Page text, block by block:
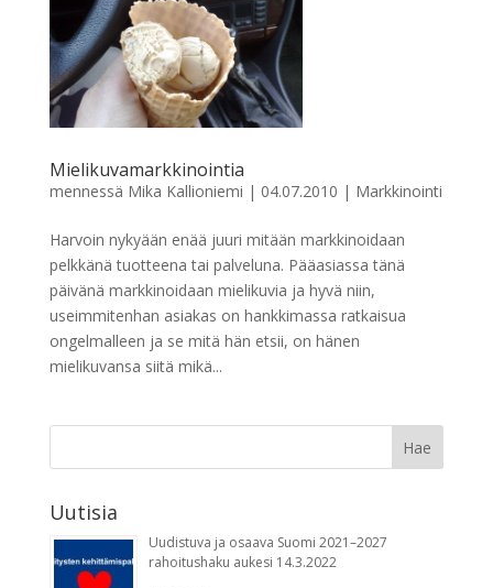
Mielikuvamarkkinointia
mennessä Mika Kallioniemi | 04.07.2010 | Markkinointi
Harvoin nykyään enää juuri mitään markkinoidaan
pelkkänä tuotteena tai palveluna. Pääasiassa tänä
päivänä markkinoidaan mielikuvia ja hyvä niin,
useimmitenhan asiakas on hankkimassa ratkaisua
ongelmalleen ja se mitä hän etsii, on hänen
mielikuvansa siitä mikä...
Uutisia
Uudistuva ja osaava Suomi 2021–2027
rahoitushaku aukesi 14.3.2022